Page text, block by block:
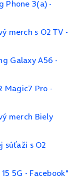
Phone 3(a) -
merch s O2 TV -
Galaxy A56 -
Magic7 Pro -
merch Biely
súťaži s O2
5G - Facebook"